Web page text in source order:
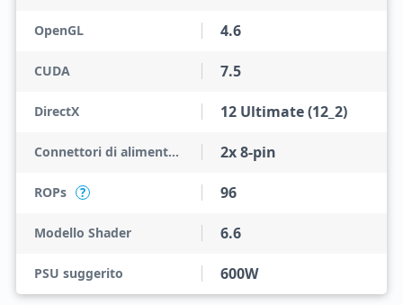
OpenGL 4.6
CUDA 7.5
DirectX 12 Ultimate (12_2)
Connettori di alimentazione 2x 8-pin
ROPs ? 96
Modello Shader 6.6
PSU suggerito 600W